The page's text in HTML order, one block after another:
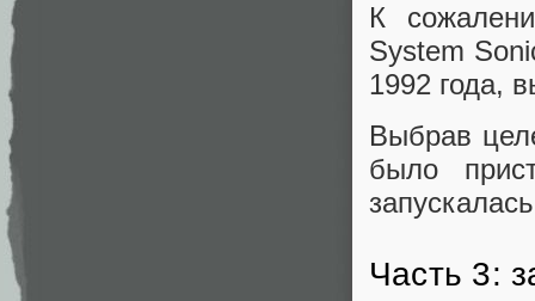
К
System
1992 года,
Выбрав
было
Часть 3: